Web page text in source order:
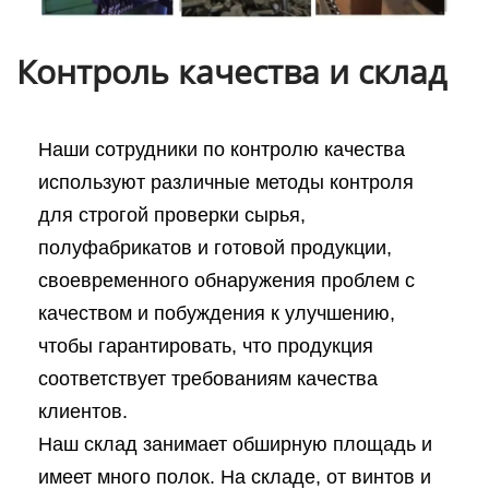
Контроль качества и склад
Наши сотрудники по контролю качества
используют различные методы контроля
для строгой проверки сырья,
полуфабрикатов и готовой продукции,
своевременного обнаружения проблем с
качеством и побуждения к улучшению,
чтобы гарантировать, что продукция
соответствует требованиям качества
клиентов.
Наш склад занимает обширную площадь и
имеет много полок. На складе, от винтов и